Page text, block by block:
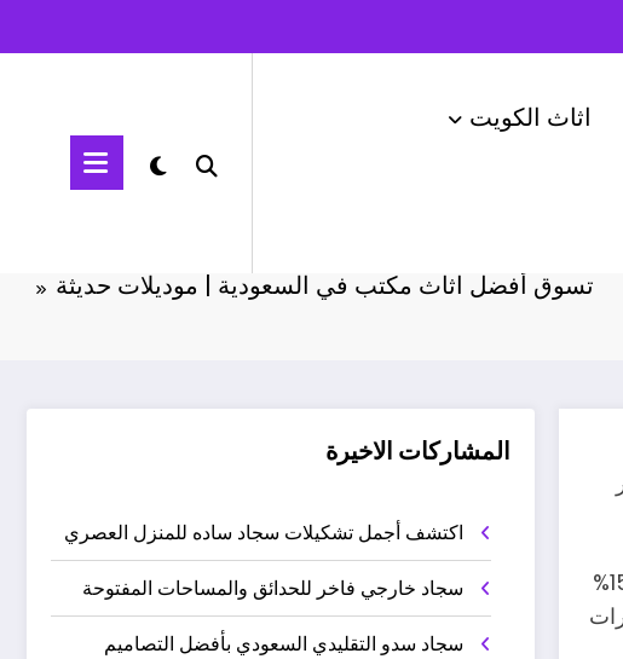
اثاث الكويت
تسوق أفضل اثاث مكتب في السعودية | موديلات حديثة
استثمر في تحسين مساحة عملك عبر خيارات متعددة، حيث تتوفر عروض مميزة تشمل خصومات تصل حتى 15%
المشاركات الاخيرة
اكتشف أجمل تشكيلات سجاد ساده للمنزل العصري
سجاد خارجي فاخر للحدائق والمساحات المفتوحة
سجاد سدو التقليدي السعودي بأفضل التصاميم